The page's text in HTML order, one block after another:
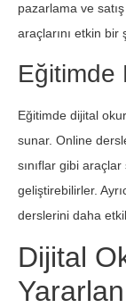
pazarlama ve
araçlarını etkin
Eğitimde
Eğitimde dijital
sunar. Online
sınıflar gibi
geliştirebilirler.
derslerini daha
Dijital